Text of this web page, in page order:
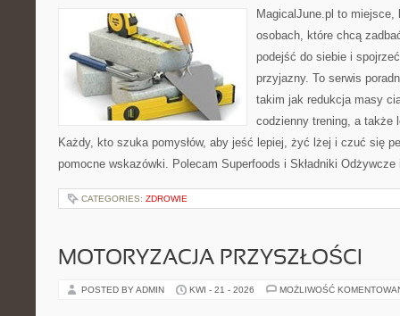
MagicalJune.pl to miejsce,
osobach, które chcą
podejść do siebie i
przyjazny. To serwis
takim jak redukcja masy
codzienny trening, a także
Każdy, kto szuka pomysłów, aby jeść lepiej, żyć lżej i czuć się
pomocne wskazówki. Polecam Superfoods i Składniki
CATEGORIES: ZDROWIE
MOTORYZACJA PRZYSZŁOŚCI
POSTED BY ADMIN KWI - 21 - 2026 MOŻLIWOŚĆ